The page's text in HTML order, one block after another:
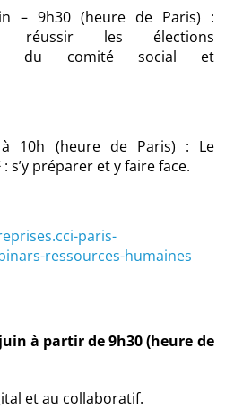
– 9h30 (heure de Paris) :
réussir les élections
du comité social et
10h (heure de Paris) : Le
: s’y préparer et y faire face.
paris-
ressources-humaines
à partir de 9h30 (heure de
et au collaboratif.